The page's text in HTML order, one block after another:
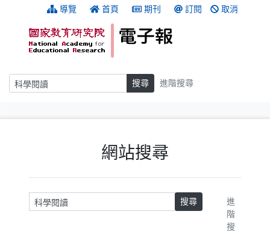
跳到主要內容 導覽 首頁 期刊 訂閱 取消
搜尋 搜尋 進階搜尋
網站搜尋
請輸入關鍵字 搜尋
進
階
搜